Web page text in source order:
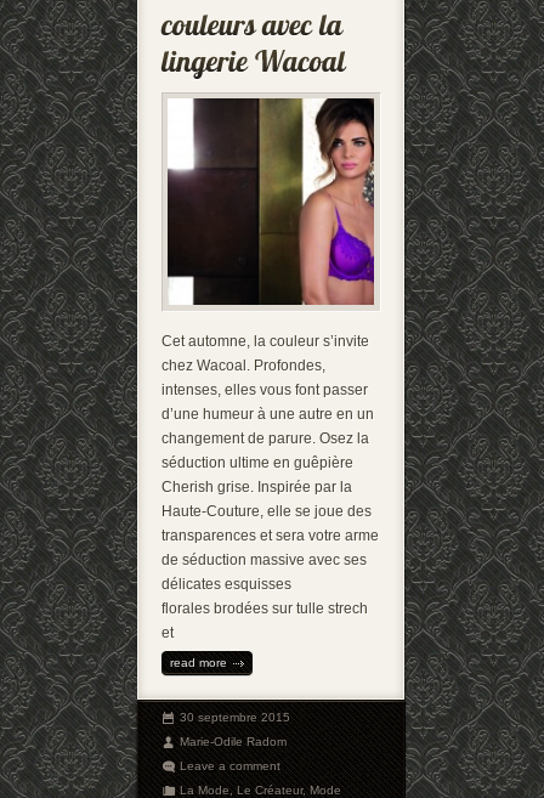
Cet automne, la couleur s’invite
chez Wacoal. Profondes,
intenses, elles vous font passer
d’une humeur à une autre en un
changement de parure. Osez la
séduction ultime en guêpière
Cherish grise. Inspirée par la
Haute-Couture, elle se joue des
transparences et sera votre arme
de séduction massive avec ses
délicates esquisses
florales brodées sur tulle strech
et
read more
30 septembre 2015
Marie-Odile Radom
Leave a comment
La Mode,Le Créateur,Mode